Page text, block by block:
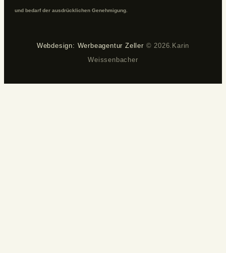
und bedarf der ausdrücklichen Genehmigung.
Webdesign: Werbeagentur Zeller © 2026.Karin
Weissenbacher